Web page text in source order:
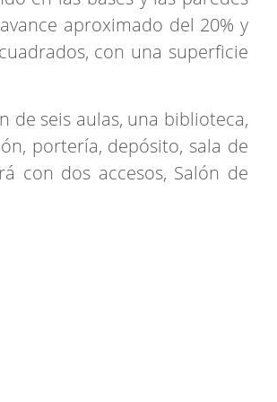
aproximado del 20% y
con una superficie
seis aulas, una biblioteca,
portería, depósito, sala de
con dos accesos, Salón de